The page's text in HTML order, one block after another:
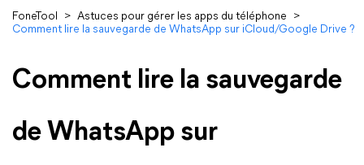
FoneTool > Astuces pour gérer les apps du téléphone
>
Comment lire la sauvegarde de WhatsApp sur iCloud/Google Drive ?
Comment lire la sauvegarde
de WhatsApp sur